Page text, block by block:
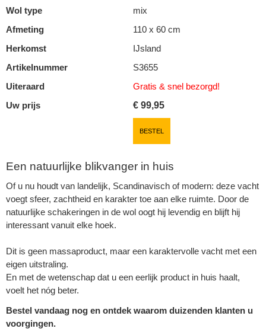
Wol type
mix
Afmeting
110 x 60 cm
Herkomst
IJsland
Artikelnummer
S3655
Uiteraard
Gratis & snel bezorgd!
Uw prijs
€ 99,95
BESTEL
Een natuurlijke blikvanger in huis
Of u nu houdt van landelijk, Scandinavisch of modern: deze vacht
voegt sfeer, zachtheid en karakter toe aan elke ruimte. Door de
natuurlijke schakeringen in de wol oogt hij levendig en blijft hij
interessant vanuit elke hoek.
Dit is geen massaproduct, maar een karaktervolle vacht met een
eigen uitstraling.
En met de wetenschap dat u een eerlijk product in huis haalt,
voelt het nóg beter.
Bestel vandaag nog en ontdek waarom duizenden klanten u
voorgingen.